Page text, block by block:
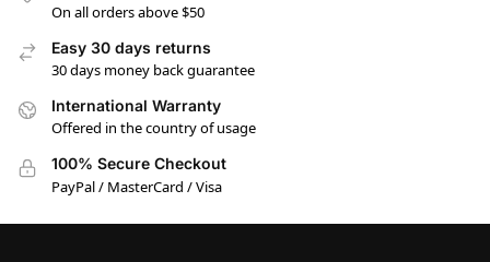
On all orders above $50
Easy 30 days returns
30 days money back guarantee
International Warranty
Offered in the country of usage
100% Secure Checkout
PayPal / MasterCard / Visa